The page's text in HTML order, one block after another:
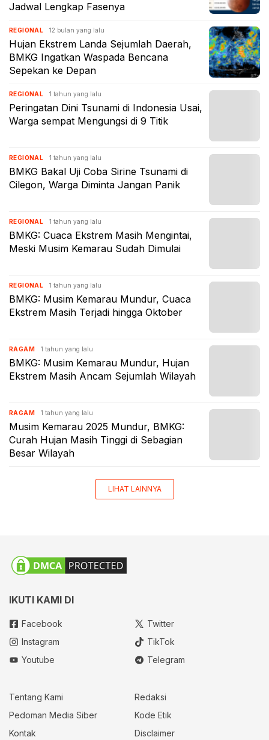
Jadwal Lengkap Fasenya
REGIONAL 12 bulan yang lalu
Hujan Ekstrem Landa Sejumlah Daerah,
BMKG Ingatkan Waspada Bencana
Sepekan ke Depan
REGIONAL 1 tahun yang lalu
Peringatan Dini Tsunami di Indonesia Usai,
Warga sempat Mengungsi di 9 Titik
REGIONAL 1 tahun yang lalu
BMKG Bakal Uji Coba Sirine Tsunami di
Cilegon, Warga Diminta Jangan Panik
REGIONAL 1 tahun yang lalu
BMKG: Cuaca Ekstrem Masih Mengintai,
Meski Musim Kemarau Sudah Dimulai
REGIONAL 1 tahun yang lalu
BMKG: Musim Kemarau Mundur, Cuaca
Ekstrem Masih Terjadi hingga Oktober
RAGAM 1 tahun yang lalu
BMKG: Musim Kemarau Mundur, Hujan
Ekstrem Masih Ancam Sejumlah Wilayah
RAGAM 1 tahun yang lalu
Musim Kemarau 2025 Mundur, BMKG:
Curah Hujan Masih Tinggi di Sebagian
Besar Wilayah
LIHAT LAINNYA
IKUTI KAMI DI
Facebook
Twitter
Instagram
TikTok
Youtube
Telegram
Tentang Kami
Redaksi
Pedoman Media Siber
Kode Etik
Kontak
Disclaimer